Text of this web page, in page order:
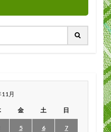
月
金 土 日
5 6 7